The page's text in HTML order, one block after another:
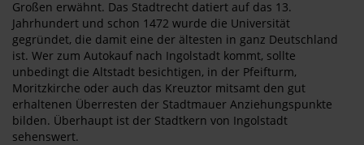
Großen erwähnt. Das Stadtrecht datiert auf das 13.
Jahrhundert und schon 1472 wurde die Universität
gegründet, die damit eine der ältesten in ganz Deutschland
ist. Wer zum Autokauf nach Ingolstadt kommt, sollte
unbedingt die Altstadt besichtigen, in der Pfeifturm,
Moritzkirche oder auch das Kreuztor mitsamt den gut
erhaltenen Überresten der Stadtmauer Anziehungspunkte
bilden. Überhaupt ist der Stadtkern von Ingolstadt
sehenswert.